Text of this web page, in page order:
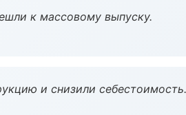
к массовому выпуску.
и снизили себестоимость.